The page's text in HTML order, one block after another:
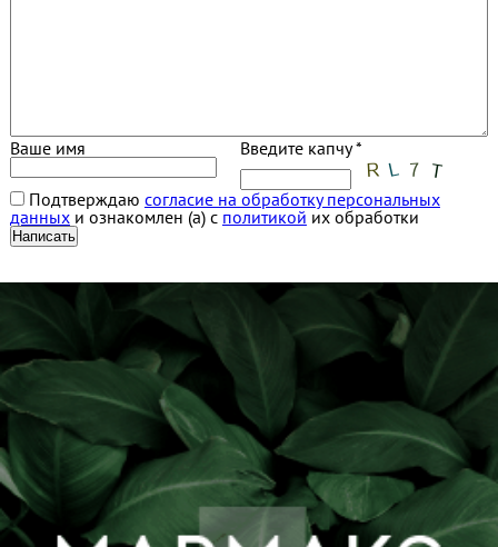
Ваше имя Введите капчу *
Подтверждаю согласие на обработку персональных
данныхи ознакомлен (а) с политикой их обработки